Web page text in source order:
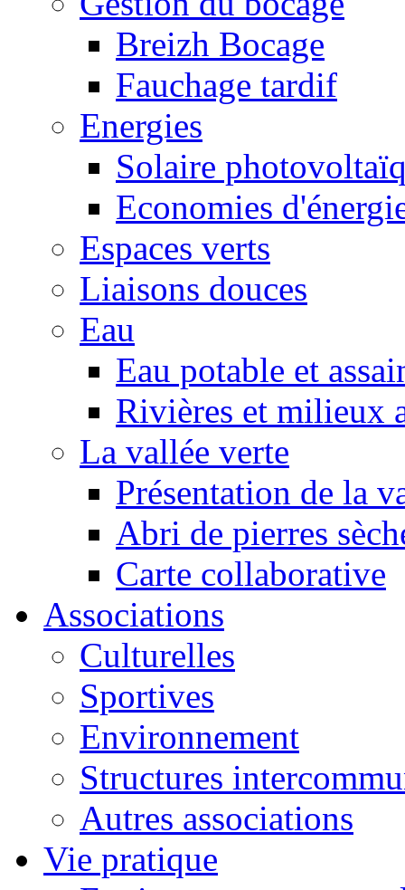
Breizh Bocage
Fauchage tardif
Energies
Solaire
Economies
Espaces verts
Liaisons douces
Eau
Eau potable et
Rivières et milieux
La vallée verte
Présentation de la
Abri de pierres
Carte collaborative
Associations
Culturelles
Sportives
Environnement
Structures
Autres associations
Vie pratique